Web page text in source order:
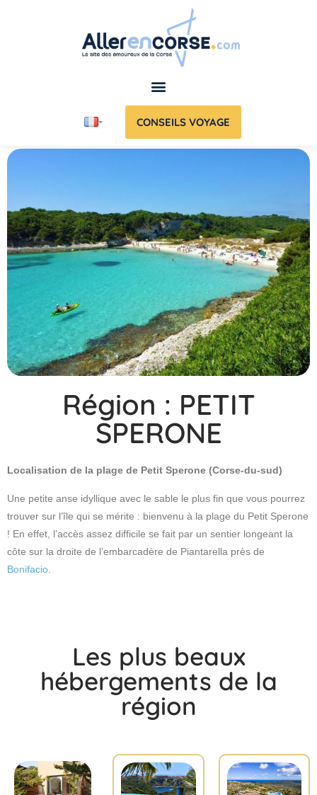
CONSEILS VOYAGE
Région : PETIT
SPERONE
Localisation de la plage de Petit Sperone (Corse-du-sud)
Une petite anse idyllique avec le sable le plus fin que vous pourrez
trouver sur l’île qui se mérite : bienvenu à la plage du Petit Sperone
! En effet, l’accès assez difficile se fait par un sentier longeant la
côte sur la droite de l’embarcadère de Piantarella près de
Bonifacio
Les plus beaux
hébergements de la
région